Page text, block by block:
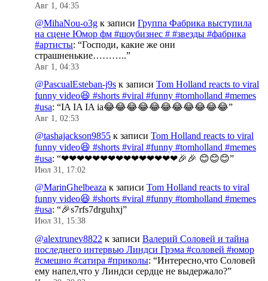
Авг 1, 04:35
@MihaNou-o3g к записи Группа Фабрика выступила
на сцене Юмор фм #шоубизнес # #звезды #фабрика
#артисты: “Господи, какие же они
страшненькие………..”
Авг 1, 04:33
@PascualEsteban-j9s к записи Tom Holland reacts to viral
funny video😆 #shorts #viral #funny #tomholland #memes
#usa: “IA IA IA ia😂😂😂😂😂😂😂😂😂😂😂”
Авг 1, 02:53
@tashajackson9855 к записи Tom Holland reacts to viral
funny video😆 #shorts #viral #funny #tomholland #memes
#usa: “❤❤❤❤❤❤❤❤❤❤❤❤❤❤❤🎉🎉 😊😊😊”
Июл 31, 17:02
@MarinGhelbeaza к записи Tom Holland reacts to viral
funny video😆 #shorts #viral #funny #tomholland #memes
#usa: “🎉s7rfs7drguhxj”
Июл 31, 15:38
@alextrunev8822 к записи Валерий Соловей и тайна
последнего интервью Линдси Грэма #соловей #юмор
#смешно #сатира #приколы: “Интересно,что Соловей
ему напел,что у Линдси сердце не выдержало?”